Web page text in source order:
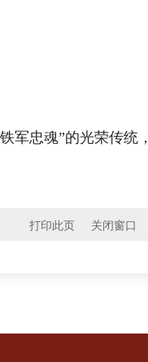
军忠魂”的光荣传统，
打印此页 关闭窗口